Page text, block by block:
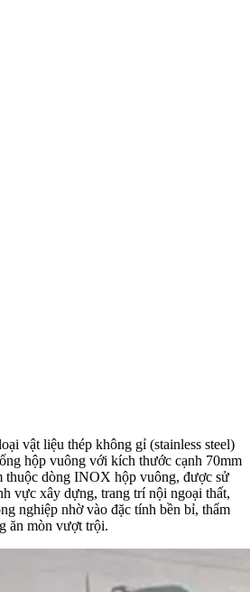
vật liệu thép không gỉ (stainless steel)
hộp vuông với kích thước cạnh 70mm
thuộc dòng INOX hộp vuông, được sử
vực xây dựng, trang trí nội ngoại thất,
nghiệp nhờ vào đặc tính bền bỉ, thẩm
ăn mòn vượt trội.